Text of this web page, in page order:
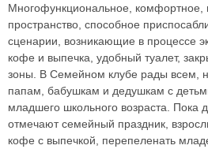
Многофункциональное, комфортное,
пространство, способное
сценарии, возникающие в процессе
кофе и выпечка, удобный туалет,
зоны. В Семейном клубе рады всем,
папам, бабушкам и дедушкам с
младшего школьного возраста. Пока
отмечают семейный праздник,
кофе с выпечкой, перепеленать